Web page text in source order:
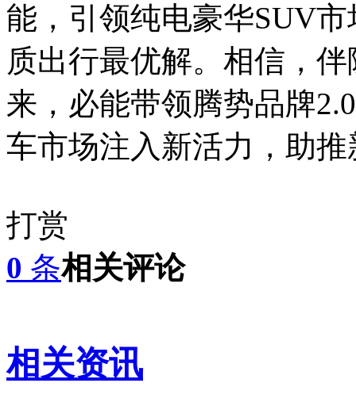
能，引领纯电豪华SUV
质出行最优解。相信，
来，必能带领腾势品牌
车市场注入新活力，助
打赏
0 条相关评论
相关资讯